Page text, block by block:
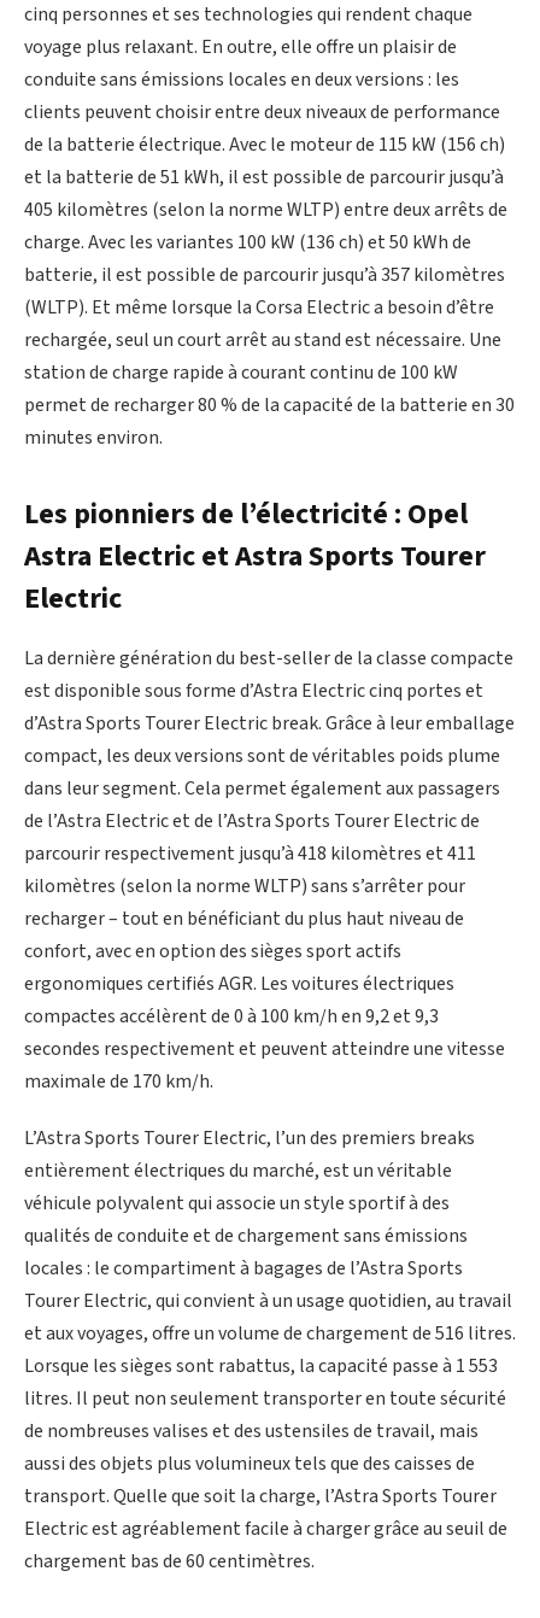
cinq personnes et ses technologies qui rendent chaque
voyage plus relaxant. En outre, elle offre un plaisir de
conduite sans émissions locales en deux versions : les
clients peuvent choisir entre deux niveaux de performance
de la batterie électrique. Avec le moteur de 115 kW (156 ch)
et la batterie de 51 kWh, il est possible de parcourir jusqu’à
405 kilomètres (selon la norme WLTP) entre deux arrêts de
charge. Avec les variantes 100 kW (136 ch) et 50 kWh de
batterie, il est possible de parcourir jusqu’à 357 kilomètres
(WLTP). Et même lorsque la Corsa Electric a besoin d’être
rechargée, seul un court arrêt au stand est nécessaire. Une
station de charge rapide à courant continu de 100 kW
permet de recharger 80 % de la capacité de la batterie en 30
minutes environ.
Les pionniers de l’électricité : Opel
Astra Electric et Astra Sports Tourer
Electric
La dernière génération du best-seller de la classe compacte
est disponible sous forme d’Astra Electric cinq portes et
d’Astra Sports Tourer Electric break. Grâce à leur emballage
compact, les deux versions sont de véritables poids plume
dans leur segment. Cela permet également aux passagers
de l’Astra Electric et de l’Astra Sports Tourer Electric de
parcourir respectivement jusqu’à 418 kilomètres et 411
kilomètres (selon la norme WLTP) sans s’arrêter pour
recharger – tout en bénéficiant du plus haut niveau de
confort, avec en option des sièges sport actifs
ergonomiques certifiés AGR. Les voitures électriques
compactes accélèrent de 0 à 100 km/h en 9,2 et 9,3
secondes respectivement et peuvent atteindre une vitesse
maximale de 170 km/h.
L’Astra Sports Tourer Electric, l’un des premiers breaks
entièrement électriques du marché, est un véritable
véhicule polyvalent qui associe un style sportif à des
qualités de conduite et de chargement sans émissions
locales : le compartiment à bagages de l’Astra Sports
Tourer Electric, qui convient à un usage quotidien, au travail
et aux voyages, offre un volume de chargement de 516 litres.
Lorsque les sièges sont rabattus, la capacité passe à 1 553
litres. Il peut non seulement transporter en toute sécurité
de nombreuses valises et des ustensiles de travail, mais
aussi des objets plus volumineux tels que des caisses de
transport. Quelle que soit la charge, l’Astra Sports Tourer
Electric est agréablement facile à charger grâce au seuil de
chargement bas de 60 centimètres.